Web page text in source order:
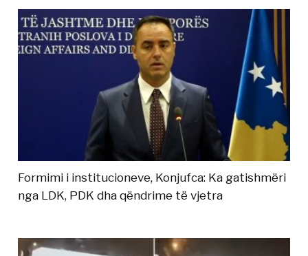
Formimi i institucioneve, Konjufca: Ka gatishmëri
nga LDK, PDK dha qëndrime të vjetra